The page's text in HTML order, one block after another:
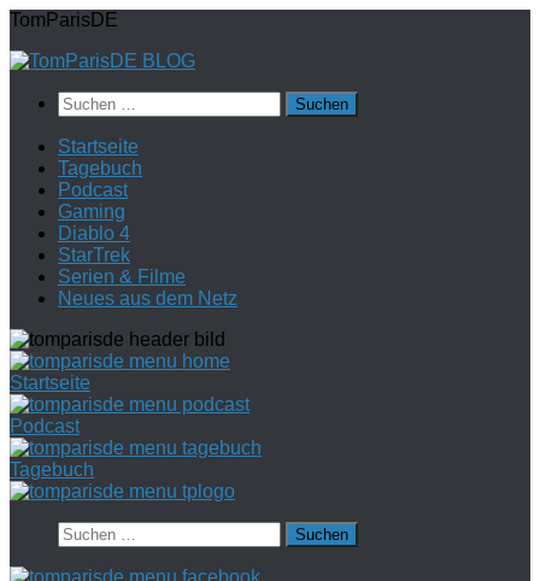
Zum
springen
TomParisDE
Suchen
nach:
Startseite
Tagebuch
Podcast
Gaming
Diablo 4
StarTrek
Serien & Filme
Neues aus dem Netz
Startseite
Podcast
Tagebuch
Suchen
nach: